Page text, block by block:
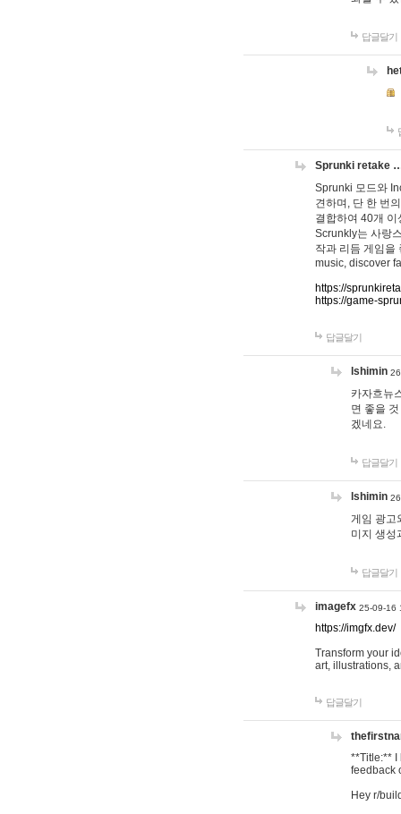
답글달기
Sprunki retake
Sprunki 모드와
견하며, 단 한 번
결합하여 40개
Scrunkly는 사랑
작과 리듬 게임을
music, discover
https://
https://game-
답글달기
lshimin
카자흐뉴
면 좋을
겠네요.
답글달기
lshimin
게임 광고
미지 생성
답글달기
imagefx 25-09-16
https://imgfx.dev/
Transform your
art, illustrations,
답글달기
**Title:** I
feedback
Hey r/